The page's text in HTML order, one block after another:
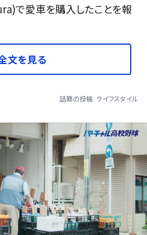
で愛車を購入したことを報
文を見る
話題の投稿 ライフスタイル